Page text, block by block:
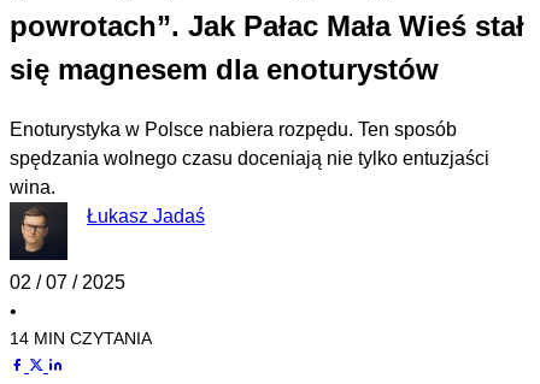
powrotach”. Jak Pałac Mała Wieś stał
się magnesem dla enoturystów
Enoturystyka w Polsce nabiera rozpędu. Ten sposób
spędzania wolnego czasu doceniają nie tylko entuzjaści
wina.
Łukasz Jadaś
02 / 07 / 2025
•
14 MIN CZYTANIA